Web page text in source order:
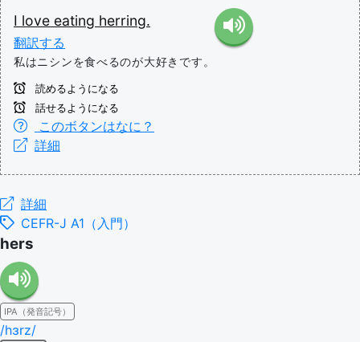
I love eating herring.
翻訳する
私はニシンを食べるのが大好きです。
読めるようになる
話せるようになる
このボタンはなに？
詳細
詳細
CEFR-J A1（入門）
hers
IPA（発音記号）
/hɜrz/